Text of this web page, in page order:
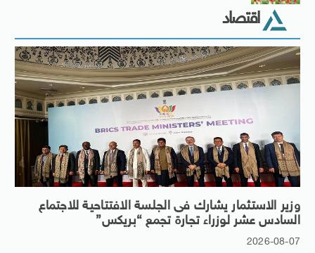
اقتصاد
وزير الاستثمار يشارك فى الجلسة الافتتاحية للاجتماع
السادس عشر لوزراء تجارة تجمع “بريكس”
2026-08-07